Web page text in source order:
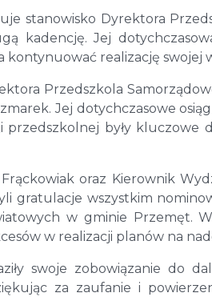
stanowisko Dyrektora
kadencję. Jej
kontynuować realizację swojej
Przedszkola
Jej dotychczasowe
przedszkolnej były
oraz Kierownik
gratulacje wszystkim
w gminie Przemęt.
w realizacji planów na
swoje zobowiązanie do
za zaufanie i